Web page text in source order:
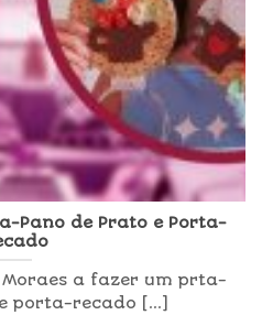
Pano de Prato e Porta-
a fazer um prta-
porta-recado [...]